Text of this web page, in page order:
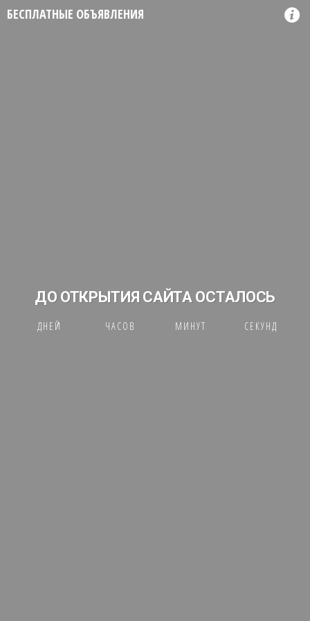
БЕСПЛАТНЫЕ ОБЪЯВЛЕНИЯ
ДО ОТКРЫТИЯ САЙТА ОСТАЛОСЬ
ДНЕЙ ЧАСОВ МИНУТ СЕКУНД